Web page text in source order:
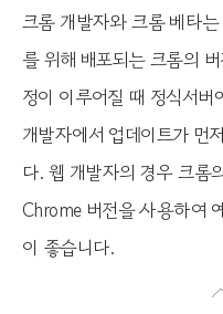
크롬 개발자와 크롬 베타
를 위해 배포되는 크롬의
정이 이루어질 때 정식서
개발자에서 업데이트가 먼
다. 웹 개발자의 경우 크롬
Chrome 버전을 사용하여
이 좋습니다.